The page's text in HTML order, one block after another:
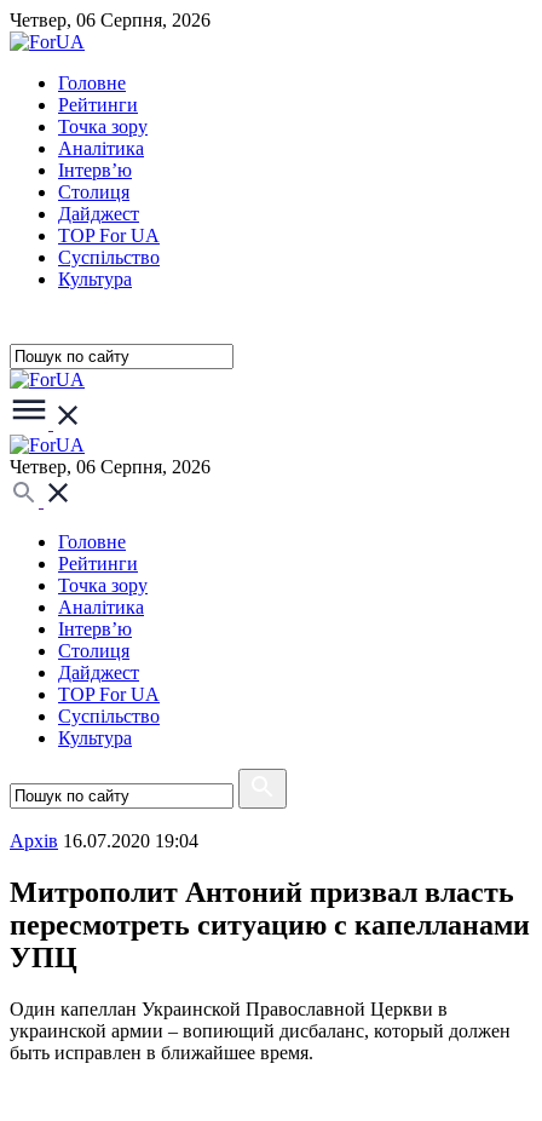
Четвер, 06 Серпня, 2026
Головне
Рейтинги
Точка зору
Аналітика
Інтерв’ю
Столиця
Дайджест
TOP For UA
Суспiльство
Культура
Четвер, 06 Серпня, 2026
Головне
Рейтинги
Точка зору
Аналітика
Інтерв’ю
Столиця
Дайджест
TOP For UA
Суспiльство
Культура
Архiв 16.07.2020 19:04
Митрополит Антоний призвал власть
пересмотреть ситуацию с капелланами
УПЦ
Один капеллан Украинской Православной Церкви в
украинской армии – вопиющий дисбаланс, который должен
быть исправлен в ближайшее время.